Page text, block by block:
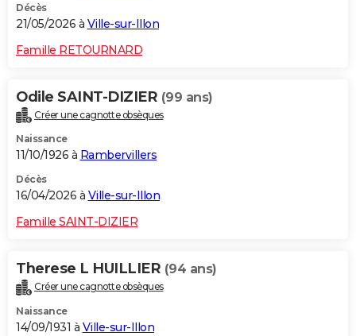
Décès
21/05/2026 à Ville-sur-Illon
Famille RETOURNARD
Odile SAINT-DIZIER (99 ans)
Créer une cagnotte obsèques
Naissance
11/10/1926 à Rambervillers
Décès
16/04/2026 à Ville-sur-Illon
Famille SAINT-DIZIER
Therese L HUILLIER (94 ans)
Créer une cagnotte obsèques
Naissance
14/09/1931 à Ville-sur-Illon